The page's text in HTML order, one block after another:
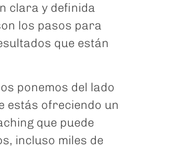
clara y definida
los pasos para
que están
ponemos del lado
estás ofreciendo un
que puede
incluso miles de